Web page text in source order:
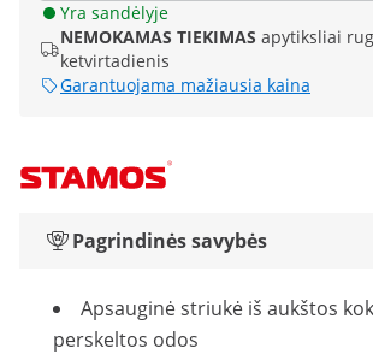
Yra sandėlyje
NEMOKAMAS TIEKIMAS apytiksliai
ketvirtadienis
Garantuojama mažiausia kaina
Pagrindinės savybės
Apsauginė striukė iš aukštos
perskeltos odos